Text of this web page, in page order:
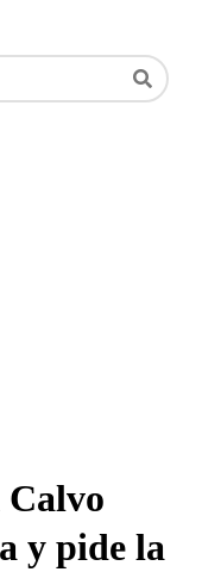
y pide la